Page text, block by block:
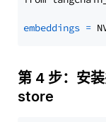
embeddings =
第 4 步：安
store